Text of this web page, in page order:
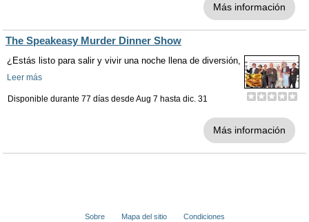
Más información
The Speakeasy Murder Dinner Show
¿Estás listo para salir y vivir una noche llena de diversión,
Leer más
Disponible durante 77 días desde Aug 7 hasta dic. 31
Más información
Sobre Mapa del sitio Condiciones